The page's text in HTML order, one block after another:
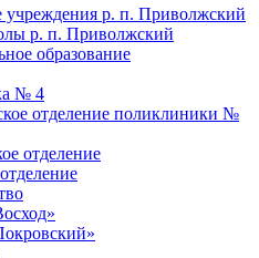
р. п. Приволжский
р. п. Приволжский
образование
№ 4
отделение поликлиники №
отделение